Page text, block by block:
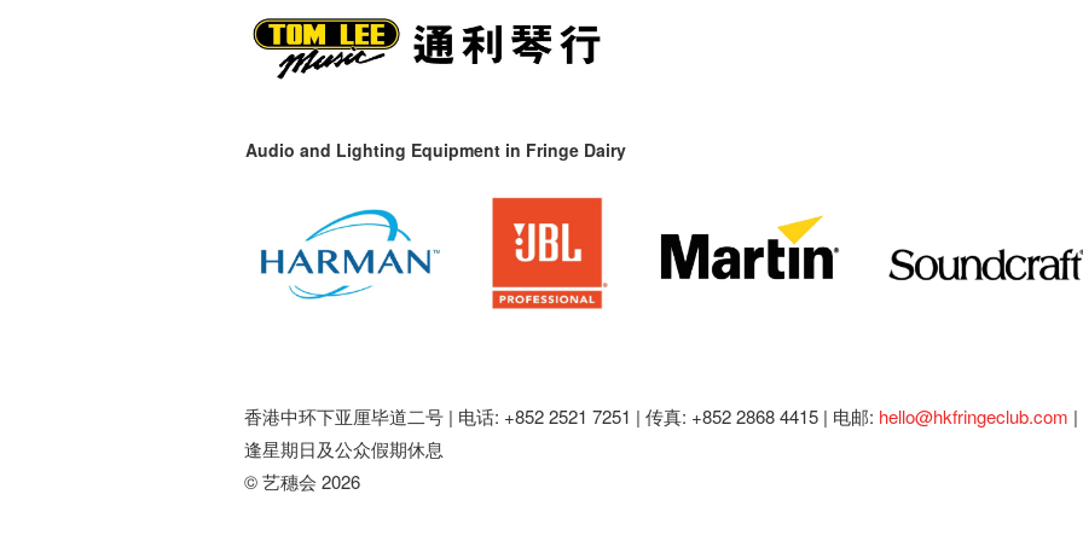
Audio and Lighting Equipment in Fringe Dairy
香港中环下亚厘毕道二号 | 电话: +852 2521 7251 | 传真: +852 2868 4415 | 电邮: hello@hkfringeclub.com |
逢星期日及公众假期休息
© 艺穗会 2026